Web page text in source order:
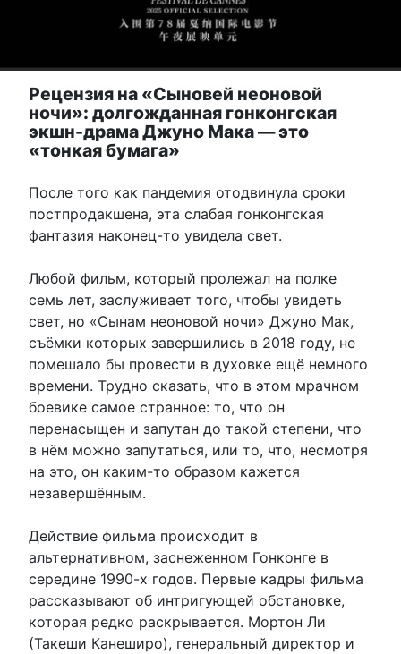
Рецензия на «Сыновей неоновой
ночи»: долгожданная гонконгская
экшн-драма Джуно Мака — это
«тонкая бумага»
После того как пандемия отодвинула сроки
постпродакшена, эта слабая гонконгская
фантазия наконец-то увидела свет.
Любой фильм, который пролежал на полке
семь лет, заслуживает того, чтобы увидеть
свет, но «Сынам неоновой ночи» Джуно Мак,
съёмки которых завершились в 2018 году, не
помешало бы провести в духовке ещё немного
времени. Трудно сказать, что в этом мрачном
боевике самое странное: то, что он
перенасыщен и запутан до такой степени, что
в нём можно запутаться, или то, что, несмотря
на это, он каким-то образом кажется
незавершённым.
Действие фильма происходит в
альтернативном, заснеженном Гонконге в
середине 1990-х годов. Первые кадры фильма
рассказывают об интригующей обстановке,
которая редко раскрывается. Мортон Ли
(Такеши Канеширо), генеральный директор и